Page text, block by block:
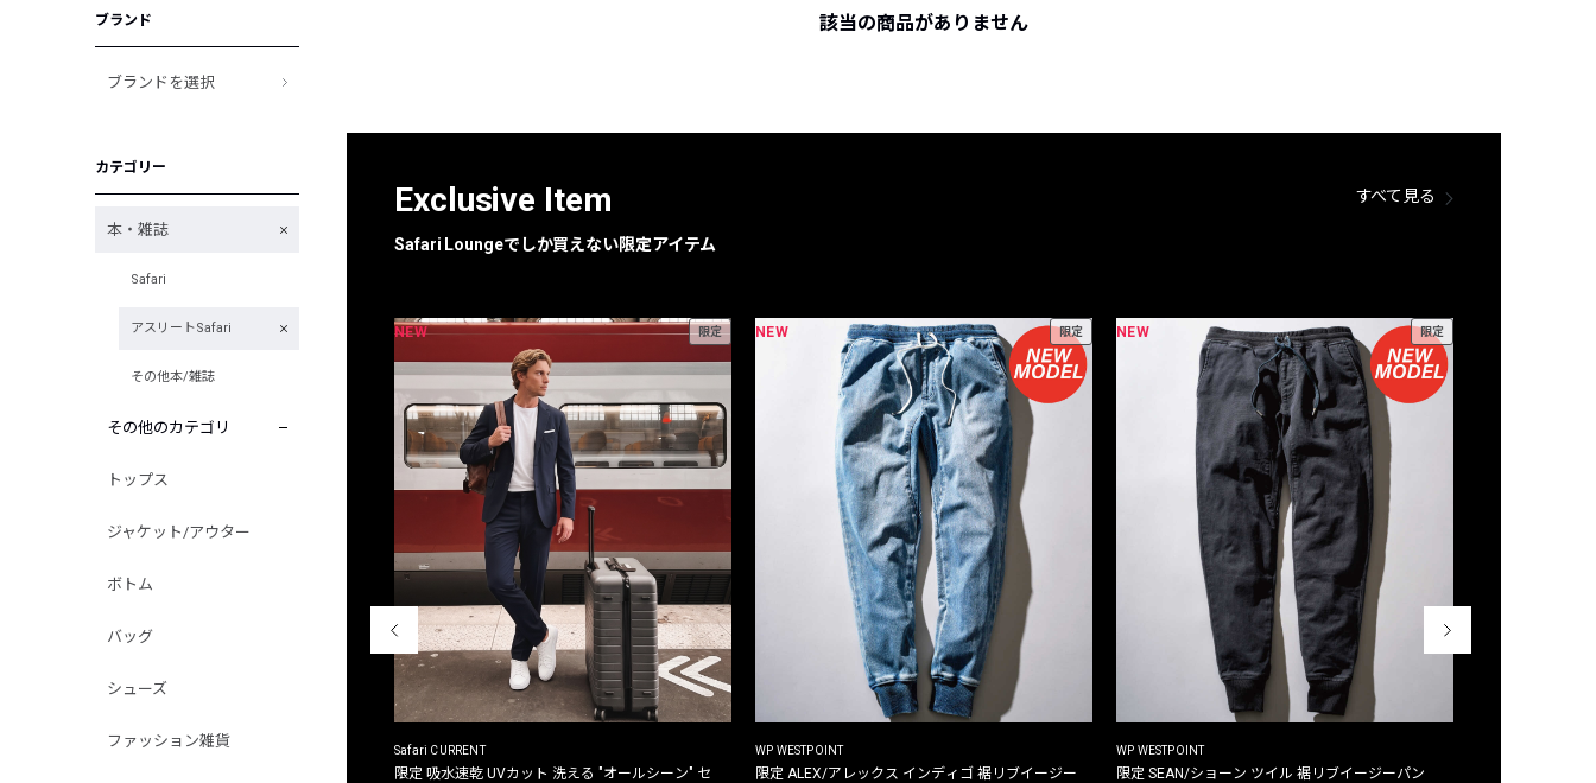
ブランド
ブランドを選択
カテゴリー
本・雑誌
Safari
アスリートSafari
その他本/雑誌
その他のカテゴリ
トップス
ジャケット/アウター
ボトム
バッグ
シューズ
ファッション雑貨
該当の商品がありません
Exclusive Item
Safari Loungeでしか買えない限定アイテム
すべて見る
NEW 限定
Safari CURRENT
限定 吸水速乾 UVカット 洗える "オールシーン" セ
NEW 限定
WP WESTPOINT
限定 ALEX/アレックス インディゴ 裾リブイージー
NEW 限定
WP WESTPOINT
限定 SEAN/ショーン ツイル 裾リブイージーパン